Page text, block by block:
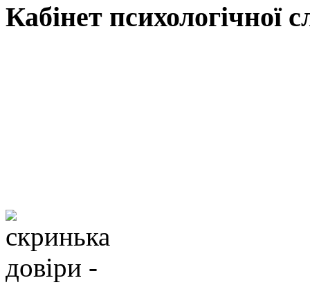
Кабінет психологічної